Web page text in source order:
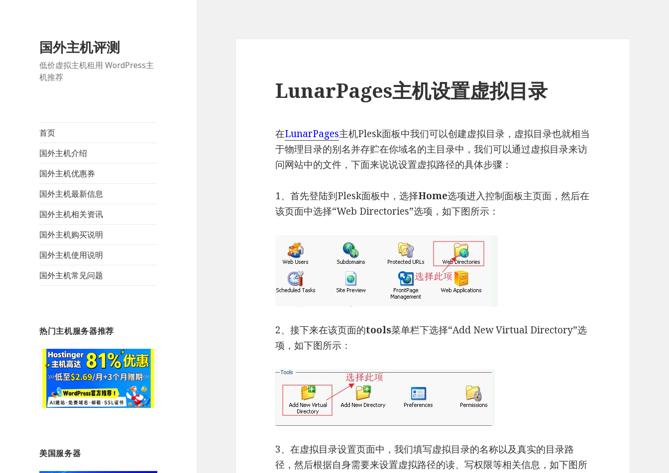
国外主机评测
低价虚拟主机租用 WordPress主
机推荐
首页
国外主机介绍
国外主机优惠券
国外主机最新信息
国外主机相关资讯
国外主机购买说明
国外主机使用说明
国外主机常见问题
热门主机服务器推荐
美国服务器
LunarPages主机设置虚拟目录
在LunarPages主机Plesk面板中我们可以创建虚拟目录，虚拟目录也就相当
于物理目录的别名并存贮在你域名的主目录中，我们可以通过虚拟目录来访
问网站中的文件，下面来说说设置虚拟路径的具体步骤：
1、首先登陆到Plesk面板中，选择Home选项进入控制面板主页面，然后在
该页面中选择“Web Directories”选项，如下图所示：
2、接下来在该页面的tools菜单栏下选择“Add New Virtual Directory”选
项，如下图所示：
3、在虚拟目录设置页面中，我们填写虚拟目录的名称以及真实的目录路
径，然后根据自身需要来设置虚拟路径的读、写权限等相关信息，如下图所